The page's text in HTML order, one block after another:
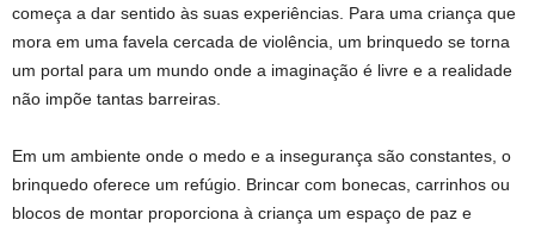
começa a dar sentido às suas experiências. Para uma criança que
mora em uma favela cercada de violência, um brinquedo se torna
um portal para um mundo onde a imaginação é livre e a realidade
não impõe tantas barreiras.
Em um ambiente onde o medo e a insegurança são constantes, o
brinquedo oferece um refúgio. Brincar com bonecas, carrinhos ou
blocos de montar proporciona à criança um espaço de paz e